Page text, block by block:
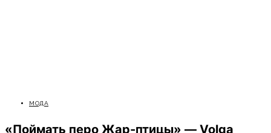
МОДА
«Поймать перо Жар-птицы» — Volga